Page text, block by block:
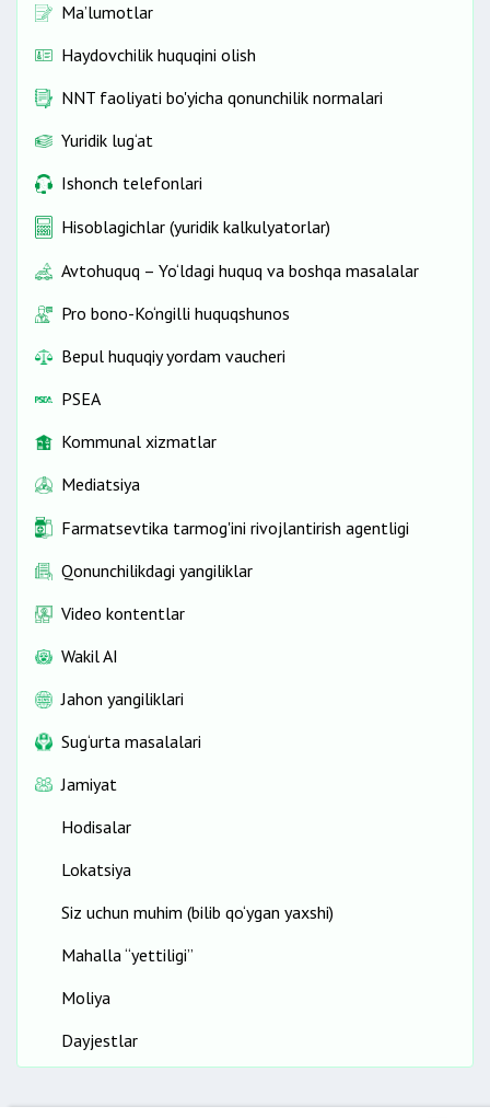
Ma’lumotlar
Haydovchilik huquqini olish
NNT faoliyati bo'yicha qonunchilik normalari
Yuridik lug‘at
Ishonch telefonlari
Hisoblagichlar (yuridik kalkulyatorlar)
Avtohuquq – Yo‘ldagi huquq va boshqa masalalar
Pro bono-Ko‘ngilli huquqshunos
Bepul huquqiy yordam vaucheri
PSEA
Kommunal xizmatlar
Mediatsiya
Farmatsevtika tarmog'ini rivojlantirish agentligi
Qonunchilikdagi yangiliklar
Video kontentlar
Wakil AI
Jahon yangiliklari
Sug‘urta masalalari
Jamiyat
Hodisalar
Lokatsiya
Siz uchun muhim (bilib qo‘ygan yaxshi)
Mahalla “yettiligi”
Moliya
Dayjestlar